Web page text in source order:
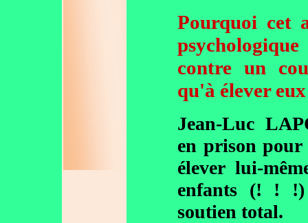
Pourquoi cet
contre un
qu'à élever
Jean-Luc
en prison
élever lui-
enfants (! !
soutien total.